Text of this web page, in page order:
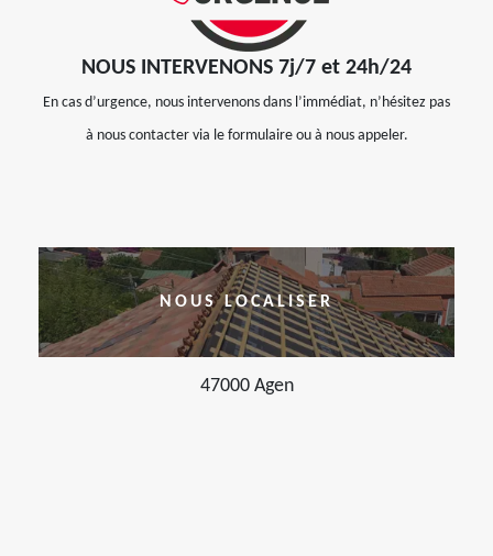
NOUS INTERVENONS 7j/7 et 24h/24
En cas d’urgence, nous intervenons dans l’immédiat, n’hésitez pas
à nous contacter via le formulaire ou à nous appeler.
NOUS LOCALISER
47000 Agen